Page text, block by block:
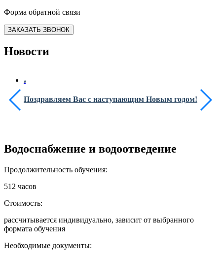
Форма обратной связи
ЗАКАЗАТЬ ЗВОНОК
Новости
Поздравляем Вас с наступающим Новым годом!
Водоснабжение и водоотведение
Продолжительность обучения:
512 часов
Стоимость:
рассчитывается индивидуально, зависит от выбранного
формата обучения
Необходимые документы: